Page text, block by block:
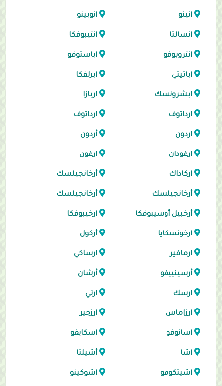
انينو انوبينو
انسالتا انتيبوفكا
انتروبوفو اباستوفو
اباتيتي ابرلفكا
ابشرونسك اربازا
ارداتوف ارداتوف
اردون أردون
ارغودان ارغون
اركاداك أرخانجيلسك
أرخانجيلسك أرخانجيلسك
أرخبيل أوسيبوفكا ارخيبوفكا
ارخونسكايا أركول
ارمافير ارساكي
أرسينييفو أرشان
ارسك ارتي
ارزاماس ارزجير
اسانوفو اسكايفو
اشا أشيلتا
اشيتكوفو اشوكينو